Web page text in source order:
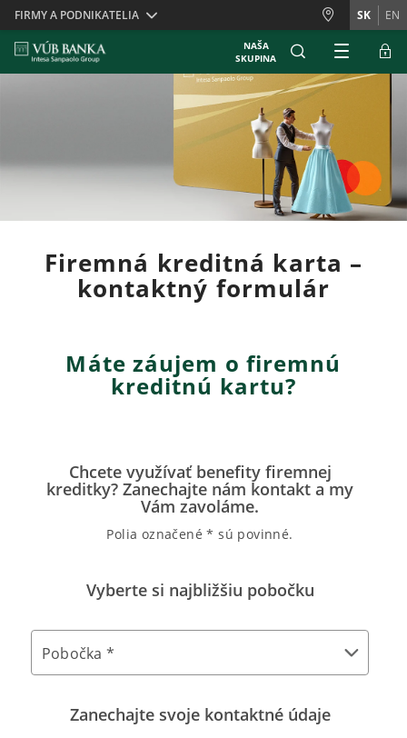
Skiplinks
FIRMY A PODNIKATELIA SK EN
NAŠA
SKUPINA
Firemná kreditná karta –
kontaktný formulár
Máte záujem o firemnú
kreditnú kartu?
Chcete využívať benefity firemnej
kreditky? Zanechajte nám kontakt a my
Vám zavoláme.
Polia označené * sú povinné.
Vyberte si najbližšiu pobočku
Pobočka *
Zanechajte svoje kontaktné údaje